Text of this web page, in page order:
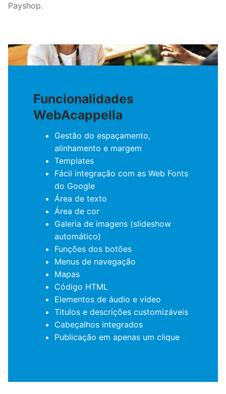
Payshop.
Funcionalidades
WebAcappella
Gestão do espaçamento,
alinhamento e margem
Templates
Fácil integração com as Web Fonts
do Google
Área de texto
Área de cor
Galeria de imagens (slideshow
automático)
Funções dos botões
Menus de navegação
Mapas
Código HTML
Elementos de áudio e vídeo
Titulos e descrições customizáveis
Cabeçalhos integrados
Publicação em apenas um clique